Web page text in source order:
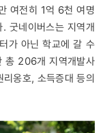
여전히 1억 6천 여명
굿네이버스는 지역개
가 아닌 학교에 갈 수
총 206개 지역개발사
옹호, 소득증대 등의